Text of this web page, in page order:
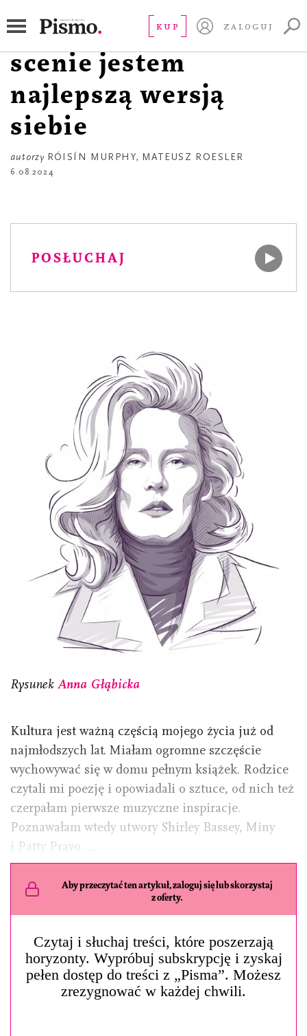
KUP ZALOGUJ
Róisín Murphy. Na
scenie jestem
najlepszą wersją
siebie
autorzy RÓISÍN MURPHY, MATEUSZ ROESLER
6.08.2024
POSŁUCHAJ
Rysunek Anna Głąbicka
Kultura jest ważną częścią mojego życia już od
najmłodszych lat. Miałam ogromne szczęście
wychowywać się w domu pełnym książek. Rodzice
czytali mi poezję i opowiadali o sztuce, od nich też
czerpałam pierwsze muzyczne inspiracje.
Poznawałam wtedy utwory Shirley Bassey, Miny
i Patty Pravo. …
Aby przeczytać ten artykuł, zaloguj się lub skorzystaj
z oferty.
Czytaj i słuchaj treści, które poszerzają
horyzonty. Wypróbuj subskrypcję i zyskaj
pełen dostęp do treści z „Pisma”. Możesz
zrezygnować w każdej chwili.